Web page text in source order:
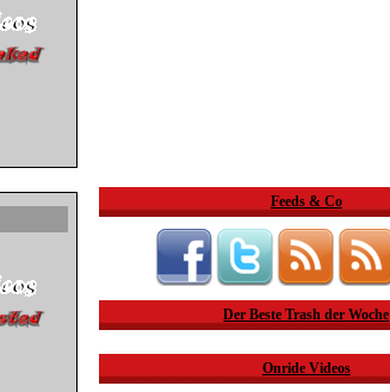
Feeds & Co
Der Beste Trash der Woche
Onride Videos